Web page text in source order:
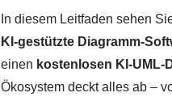
In diesem Leitfaden sehen
KI-gestützte Diagramm-
einen kostenlosen KI-UML-
Ökosystem deckt alles ab –